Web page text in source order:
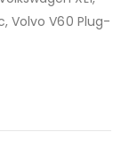
Volvo V60 Plug-